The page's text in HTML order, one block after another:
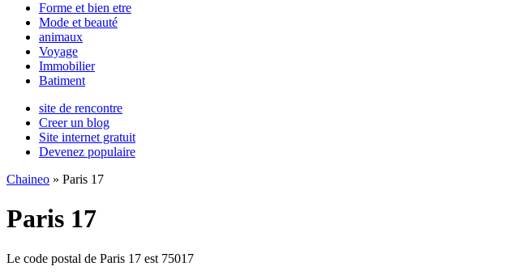
Forme et bien etre
Mode et beauté
animaux
Voyage
Immobilier
Batiment
site de rencontre
Creer un blog
Site internet gratuit
Devenez populaire
Chaineo » Paris 17
Paris 17
Le code postal de Paris 17 est 75017